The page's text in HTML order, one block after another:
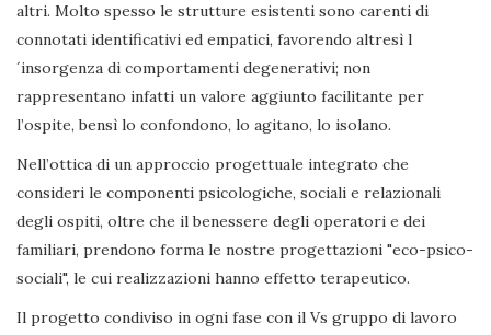
altri. Molto spesso le strutture esistenti sono carenti di
connotati identificativi ed empatici, favorendo altresì l
´insorgenza di comportamenti degenerativi; non
rappresentano infatti un valore aggiunto facilitante per
l’ospite, bensì lo confondono, lo agitano, lo isolano.
Nell’ottica di un approccio progettuale integrato che
consideri le componenti psicologiche, sociali e relazionali
degli ospiti, oltre che il benessere degli operatori e dei
familiari, prendono forma le nostre progettazioni "eco-psico-
sociali", le cui realizzazioni hanno effetto terapeutico.
Il progetto condiviso in ogni fase con il Vs gruppo di lavoro